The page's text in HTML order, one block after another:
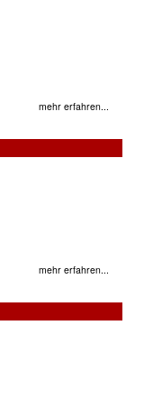
mehr erfahren...
mehr erfahren...